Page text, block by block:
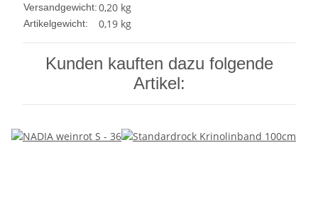
Versandgewicht:0,20 kg
Artikelgewicht: 0,19 kg
Kunden kauften dazu folgende
Artikel: